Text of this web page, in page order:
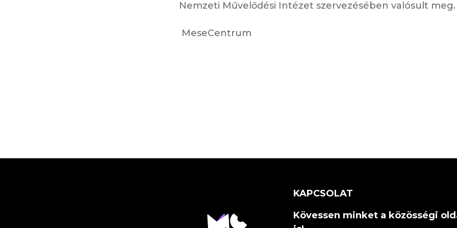
Nemzeti Művelődési Intézet szervezésében valósult meg.
MeseCentrum
KAPCSOLAT
Kövessen minket a közösségi